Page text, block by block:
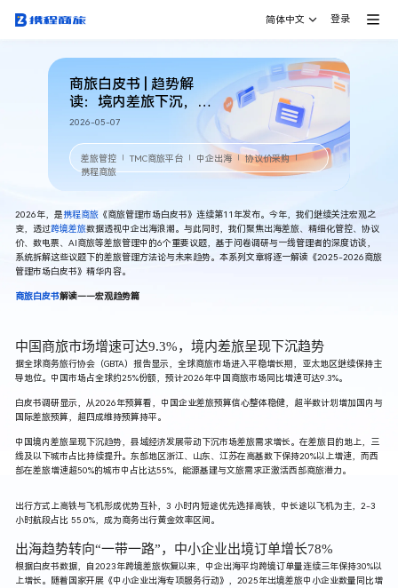
简体中文 登录
商旅白皮书 | 趋势解
读：境内差旅下沉，中
企出海差旅连续三年增
2026-05-07
差旅管控 TMC商旅平台 中企出海 协议价采购 ｜
携程商旅
2026年，是携程商旅 《商旅管理市场白皮书》连续第11年发布。今年，我们继续关注宏观之
变，透过跨境差旅数据透视中企出海浪潮。与此同时，我们聚焦出海差旅、精细化管控、协议
价、数电票、AI商旅等差旅管理中的6个重要议题，基于问卷调研与一线管理者的深度访谈，
系统拆解这些议题下的差旅管理方法论与未来趋势。本系列文章将逐一解读《2025-2026商旅
管理市场白皮书》精华内容。
商旅白皮书解读——宏观趋势篇
中国商旅市场增速可达9.3%，境内差旅呈现下沉趋势
据全球商务旅行协会（GBTA）报告显示，全球商旅市场进入平稳增长期，亚太地区继续保持主
导地位。中国市场占全球约25%份额，预计2026年中国商旅市场同比增速可达9.3%。
白皮书调研显示，从2026年预算看，中国企业差旅预算信心整体稳健，超半数计划增加国内与
国际差旅预算，超四成维持预算持平。
中国境内差旅呈现下沉趋势，县域经济发展带动下沉市场差旅需求增长。在差旅目的地上，三
线及以下城市占比持续提升。东部地区浙江、山东、江苏在高基数下保持20%以上增速，而西
部在差旅增速超50%的城市中占比达55%，能源基建与文旅需求正激活西部商旅潜力。
出行方式上高铁与飞机形成优势互补，3 小时内短途优先选择高铁，中长途以飞机为主，2-3
小时航段占比 55.0%，成为商务出行黄金效率区间。
出海趋势转向“一带一路”，中小企业出境订单增长78%
根据白皮书数据，自2023年跨境差旅恢复以来，中企出海平均跨境订单量连续三年保持30%以
上增长。随着国家开展《中小企业出海专项服务行动》，2025年出境差旅中小企业数量同比增